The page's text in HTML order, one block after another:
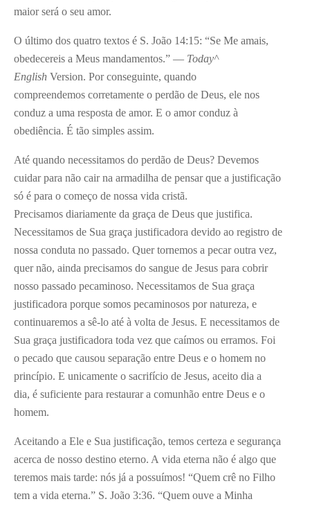
maior será o seu amor.
O último dos quatro textos é S. João 14:15: “Se Me amais,
obedecereis a Meus mandamentos.” — Today^
English Version. Por conseguinte, quando
compreendemos corretamente o perdão de Deus, ele nos
conduz a uma resposta de amor. E o amor conduz à
obediência. É tão simples assim.
Até quando necessitamos do perdão de Deus? Devemos
cuidar para não cair na armadilha de pensar que a justificação
só é para o começo de nossa vida cristã.
Precisamos diariamente da graça de Deus que justifica.
Necessitamos de Sua graça justificadora devido ao registro de
nossa conduta no passado. Quer tornemos a pecar outra vez,
quer não, ainda precisamos do sangue de Jesus para cobrir
nosso passado pecaminoso. Necessitamos de Sua graça
justificadora porque somos pecaminosos por natureza, e
continuaremos a sê-lo até à volta de Jesus. E necessitamos de
Sua graça justificadora toda vez que caímos ou erramos. Foi
o pecado que causou separação entre Deus e o homem no
princípio. E unicamente o sacrifício de Jesus, aceito dia a
dia, é suficiente para restaurar a comunhão entre Deus e o
homem.
Aceitando a Ele e Sua justificação, temos certeza e segurança
acerca de nosso destino eterno. A vida eterna não é algo que
teremos mais tarde: nós já a possuímos! “Quem crê no Filho
tem a vida eterna.” S. João 3:36. “Quem ouve a Minha